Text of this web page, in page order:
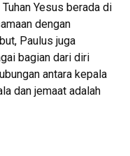
Yesus berada di
dengan
Paulus juga
bagian dari diri
antara kepala
dan jemaat adalah